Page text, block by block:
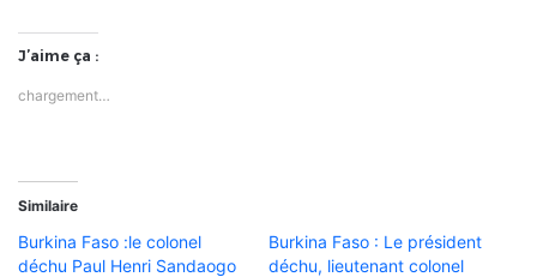
J’aime ça :
chargement…
Similaire
Burkina Faso :le colonel
déchu Paul Henri Sandaogo
Burkina Faso : Le président
déchu, lieutenant colonel